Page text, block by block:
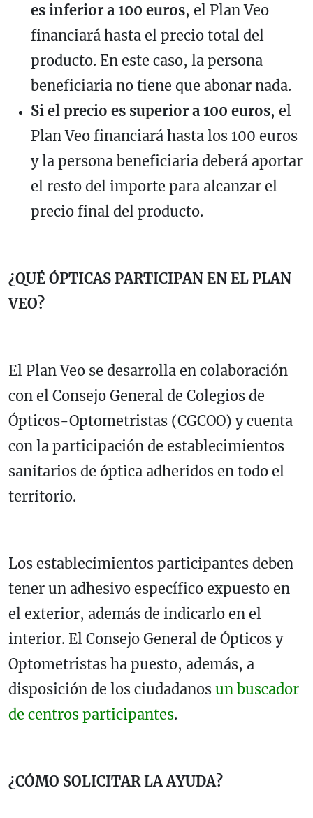
es inferior a 100 euros, el Plan Veo
financiará hasta el precio total del
producto. En este caso, la persona
beneficiaria no tiene que abonar nada.
Si el precio es superior a 100 euros, el
Plan Veo financiará hasta los 100 euros
y la persona beneficiaria deberá aportar
el resto del importe para alcanzar el
precio final del producto.
¿QUÉ ÓPTICAS PARTICIPAN EN EL PLAN
VEO?
El Plan Veo se desarrolla en colaboración
con el Consejo General de Colegios de
Ópticos-Optometristas (CGCOO) y cuenta
con la participación de establecimientos
sanitarios de óptica adheridos en todo el
territorio.
Los establecimientos participantes deben
tener un adhesivo específico expuesto en
el exterior, además de indicarlo en el
interior. El Consejo General de Ópticos y
Optometristas ha puesto, además, a
disposición de los ciudadanos un buscador
de centros participantes.
¿CÓMO SOLICITAR LA AYUDA?